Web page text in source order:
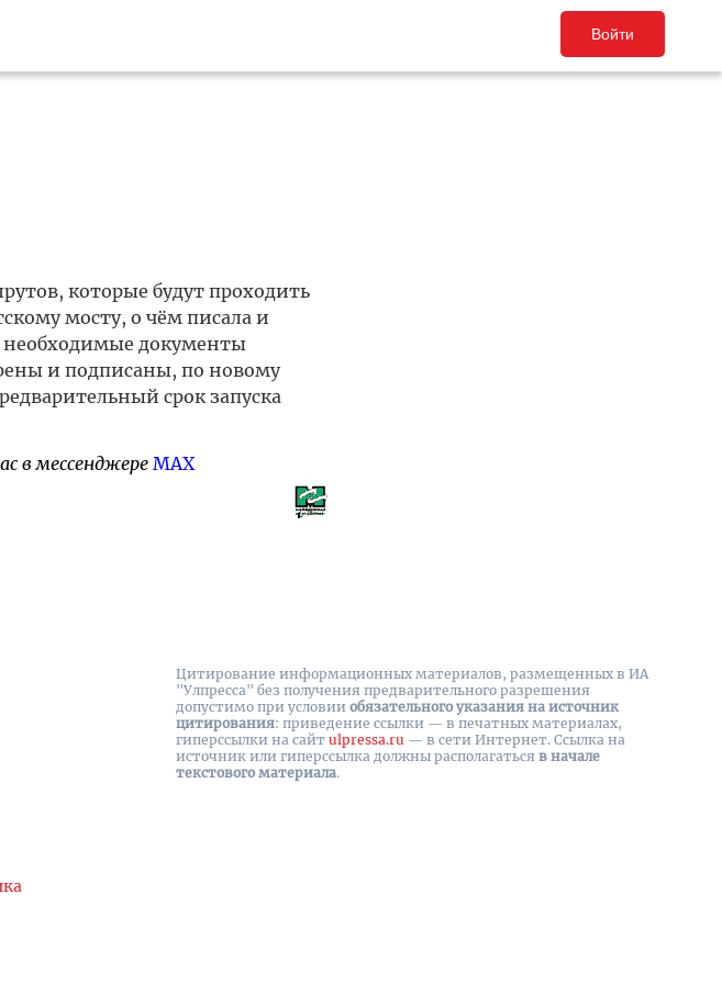
Войти
которые будут проходить
мосту, о чём писала и
необходимые документы
и подписаны, по новому
срок запуска
в мессенджере MAX
Цитирование информационных материалов, размещенных в ИА
"Улпресса" без получения предварительного разрешения
допустимо при условии обязательного указания на источник
цитирования: приведение ссылки — в печатных материалах,
гиперссылки на cайт ulpressa.ru — в сети Интернет. Ссылка на
источник или гиперссылка должны располагаться в начале
текстового материала.